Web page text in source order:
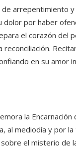
arrepentimiento
por haber
el corazón del
en su amor
la
al mediodía y por
el misterio de